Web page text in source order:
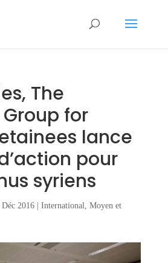
The
for
lance
pour
syriens
Déc 2016| International, Moyen et